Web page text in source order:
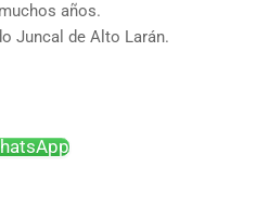
años.
Juncal de Alto Larán.